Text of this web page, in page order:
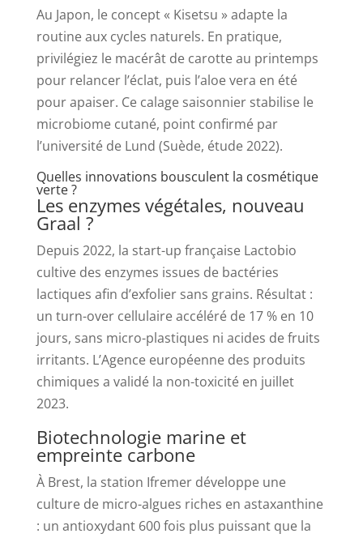
Au Japon, le concept « Kisetsu » adapte la
routine aux cycles naturels. En pratique,
privilégiez le macérât de carotte au printemps
pour relancer l’éclat, puis l’aloe vera en été
pour apaiser. Ce calage saisonnier stabilise le
microbiome cutané, point confirmé par
l’université de Lund (Suède, étude 2022).
Quelles innovations bousculent la cosmétique
verte ?
Les enzymes végétales, nouveau
Graal ?
Depuis 2022, la start-up française Lactobio
cultive des enzymes issues de bactéries
lactiques afin d’exfolier sans grains. Résultat :
un turn-over cellulaire accéléré de 17 % en 10
jours, sans micro-plastiques ni acides de fruits
irritants. L’Agence européenne des produits
chimiques a validé la non-toxicité en juillet
2023.
Biotechnologie marine et
empreinte carbone
À Brest, la station Ifremer développe une
culture de micro-algues riches en astaxanthine
: un antioxydant 600 fois plus puissant que la